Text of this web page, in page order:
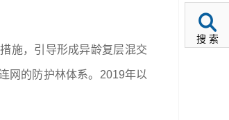
施，引导形成异龄复层混交
网的防护林体系。2019年以
搜 索